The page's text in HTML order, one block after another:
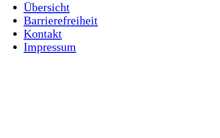
Übersicht
Barrierefreiheit
Kontakt
Impressum